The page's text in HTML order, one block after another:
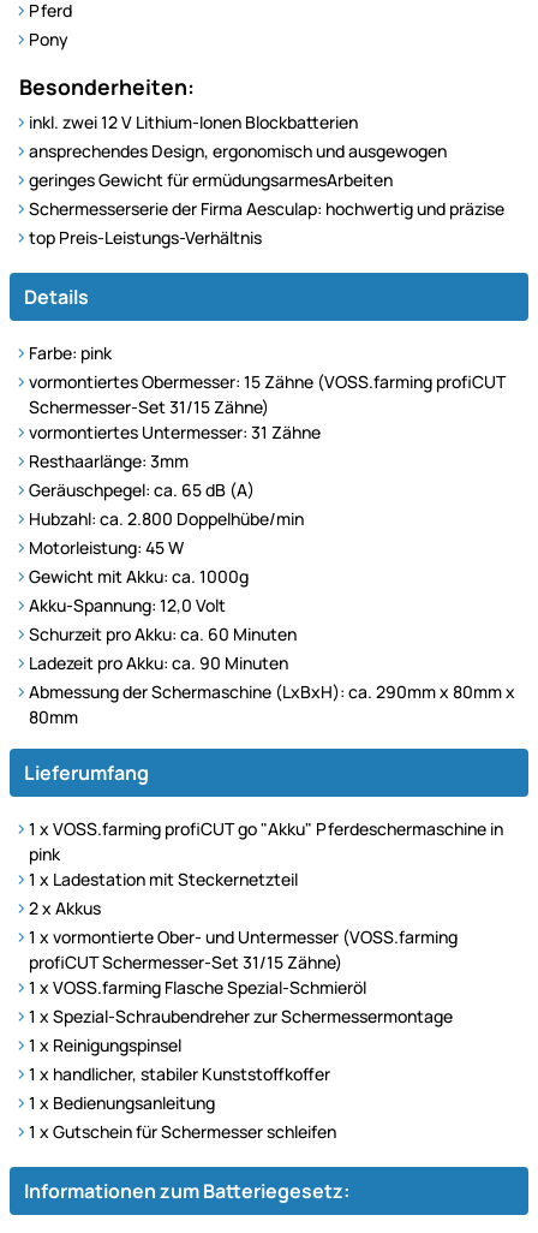
Pferd
Pony
Besonderheiten:
inkl. zwei 12 V Lithium-Ionen Blockbatterien
ansprechendes Design, ergonomisch und ausgewogen
geringes Gewicht für ermüdungsarmesArbeiten
Schermesserserie der Firma Aesculap: hochwertig und präzise
top Preis-Leistungs-Verhältnis
Details
Farbe: pink
vormontiertes Obermesser: 15 Zähne (VOSS.farming profiCUT
Schermesser-Set 31/15 Zähne)
vormontiertes Untermesser: 31 Zähne
Resthaarlänge: 3mm
Geräuschpegel: ca. 65 dB (A)
Hubzahl: ca. 2.800 Doppelhübe/min
Motorleistung: 45 W
Gewicht mit Akku: ca. 1000g
Akku-Spannung: 12,0 Volt
Schurzeit pro Akku: ca. 60 Minuten
Ladezeit pro Akku: ca. 90 Minuten
Abmessung der Schermaschine (LxBxH): ca. 290mm x 80mm x
80mm
Lieferumfang
1 x VOSS.farming profiCUT go "Akku" Pferdeschermaschine in
pink
1 x Ladestation mit Steckernetzteil
2 x Akkus
1 x vormontierte Ober- und Untermesser (VOSS.farming
profiCUT Schermesser-Set 31/15 Zähne)
1 x VOSS.farming Flasche Spezial-Schmieröl
1 x Spezial-Schraubendreher zur Schermessermontage
1 x Reinigungspinsel
1 x handlicher, stabiler Kunststoffkoffer
1 x Bedienungsanleitung
1 x Gutschein für Schermesser schleifen
Informationen zum Batteriegesetz: